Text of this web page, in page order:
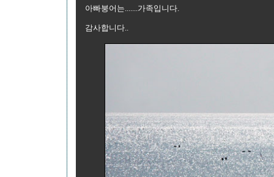
아빠붕어는.......가족입니다.
감사합니다..